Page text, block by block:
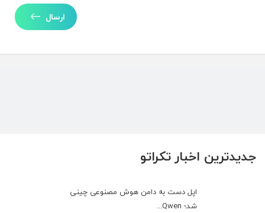
جدیدترین اخبار تکراتو
اپل دست به دامن هوش مصنوعی چینی
شد؛ Qwen...
ارسال